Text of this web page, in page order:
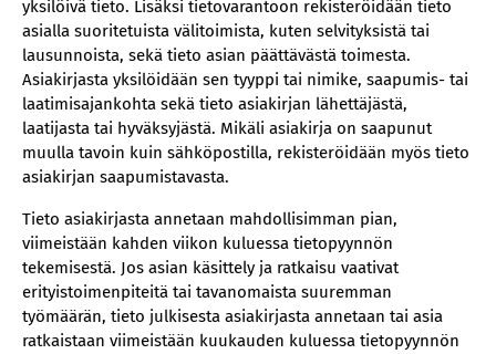
yksilöivä tieto. Lisäksi tietovarantoon rekisteröidään tieto
asialla suoritetuista välitoimista, kuten selvityksistä tai
lausunnoista, sekä tieto asian päättävästä toimesta.
Asiakirjasta yksilöidään sen tyyppi tai nimike, saapumis- tai
laatimisajankohta sekä tieto asiakirjan lähettäjästä,
laatijasta tai hyväksyjästä. Mikäli asiakirja on saapunut
muulla tavoin kuin sähköpostilla, rekisteröidään myös tieto
asiakirjan saapumistavasta.
Tieto asiakirjasta annetaan mahdollisimman pian,
viimeistään kahden viikon kuluessa tietopyynnön
tekemisestä. Jos asian käsittely ja ratkaisu vaativat
erityistoimenpiteitä tai tavanomaista suuremman
työmäärän, tieto julkisesta asiakirjasta annetaan tai asia
ratkaistaan viimeistään kuukauden kuluessa tietopyynnön